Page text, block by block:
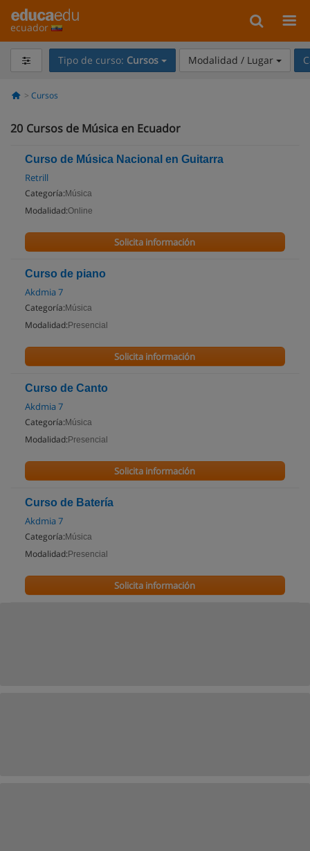
ecuador
Tipo de curso: Cursos Modalidad / Lugar
Cursos
20 Cursos de Música en Ecuador
Curso de Música Nacional en Guitarra
Retrill
Categoría: Música
Modalidad:Online
Solicita información
Curso de piano
Akdmia 7
Categoría: Música
Modalidad: Presencial
Solicita información
Curso de Canto
Akdmia 7
Categoría: Música
Modalidad: Presencial
Solicita información
Curso de Batería
Akdmia 7
Categoría: Música
Modalidad: Presencial
Solicita información